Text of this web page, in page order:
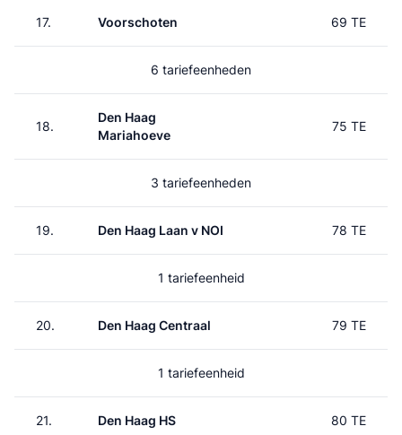
17. Voorschoten 69 TE
6 tariefeenheden
18.
Den Haag
Mariahoeve
75 TE
3 tariefeenheden
19. Den Haag Laan v NOI 78 TE
1 tariefeenheid
20. Den Haag Centraal 79 TE
1 tariefeenheid
21. Den Haag HS 80 TE